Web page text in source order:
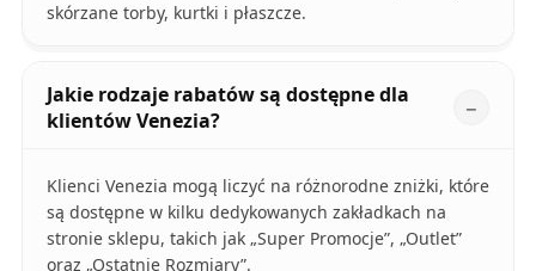
skórzane torby, kurtki i płaszcze.
Jakie rodzaje rabatów są dostępne dla
klientów Venezia?
Klienci Venezia mogą liczyć na różnorodne zniżki, które
są dostępne w kilku dedykowanych zakładkach na
stronie sklepu, takich jak „Super Promocje”, „Outlet”
oraz „Ostatnie Rozmiary”.